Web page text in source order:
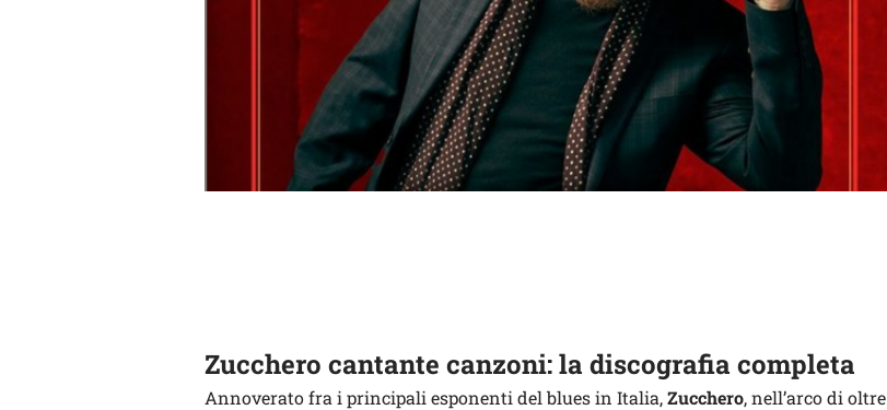
Zucchero cantante canzoni: la discografia completa
Annoverato fra i principali esponenti del blues in Italia,Zucchero, nell’arco di oltre